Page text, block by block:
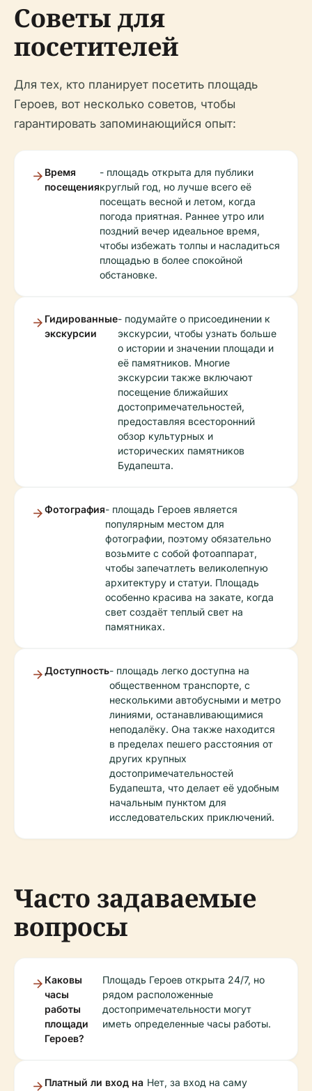
Советы для
посетителей
Для тех, кто планирует посетить площадь
Героев, вот несколько советов, чтобы
гарантировать запоминающийся опыт:
Время
посещения
- площадь открыта для публики
круглый год, но лучше всего её
посещать весной и летом, когда
погода приятная. Раннее утро или
поздний вечер идеальное время,
чтобы избежать толпы и насладиться
площадью в более спокойной
обстановке.
Гидированные
экскурсии
- подумайте о присоединении к
экскурсии, чтобы узнать больше
о истории и значении площади и
её памятников. Многие
экскурсии также включают
посещение ближайших
достопримечательностей,
предоставляя всесторонний
обзор культурных и
исторических памятников
Будапешта.
Фотография- площадь Героев является
популярным местом для
фотографии, поэтому обязательно
возьмите с собой фотоаппарат,
чтобы запечатлеть великолепную
архитектуру и статуи. Площадь
особенно красива на закате, когда
свет создаёт теплый свет на
памятниках.
Доступность- площадь легко доступна на
общественном транспорте, с
несколькими автобусными и метро
линиями, останавливающимися
неподалёку. Она также находится
в пределах пешего расстояния от
других крупных
достопримечательностей
Будапешта, что делает её удобным
начальным пунктом для
исследовательских приключений.
Часто задаваемые
вопросы
Каковы
часы
работы
площади
Героев?
Площадь Героев открыта 24/7, но
рядом расположенные
достопримечательности могут
иметь определенные часы работы.
Платный ли вход на Нет, за вход на саму